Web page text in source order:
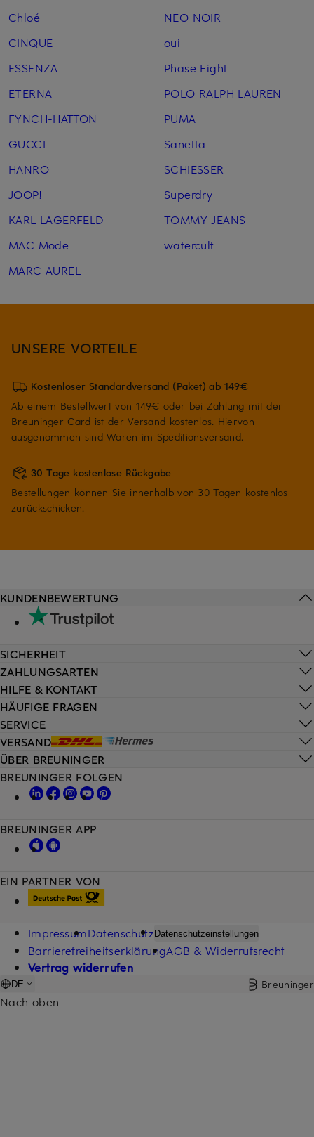
Chloé
CINQUE
ESSENZA
ETERNA
FYNCH-HATTON
GUCCI
HANRO
JOOP!
KARL LAGERFELD
MAC Mode
MARC AUREL
NEO NOIR
oui
Phase Eight
POLO RALPH LAUREN
PUMA
Sanetta
SCHIESSER
Superdry
TOMMY JEANS
watercult
UNSERE VORTEILE
Kostenloser Standardversand (Paket) ab 149€
Ab einem Bestellwert von 149€ oder bei Zahlung mit der
Breuninger Card ist der Versand kostenlos. Hiervon
ausgenommen sind Waren im Speditionsversand.
30 Tage kostenlose Rückgabe
Bestellungen können Sie innerhalb von 30 Tagen kostenlos
zurückschicken.
HILFE & KONTAKT
HÄUFIGE FRAGEN
SERVICE
VERSAND
KUNDENBEWERTUNG
SICHERHEIT
ZAHLUNGSARTEN
ÜBER BREUNINGER
EIN PARTNER VON
BREUNINGER FOLGEN
BREUNINGER APP
ImpressumDatenschutzDatenschutzeinstellungen
BarrierefreiheitserklärungAGB & Widerrufsrecht
Vertrag widerrufen
DE Breuninger
Nach oben